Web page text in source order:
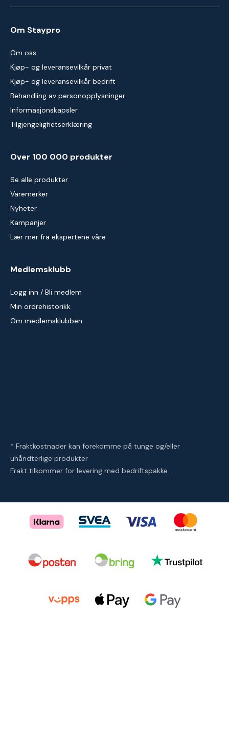
Om Staypro
Om oss
Kjøp- og leveransevilkår privat
Kjøp- og leveransevilkår bedrift
Behandling av personopplysninger
Informasjonskapsler
Tilgjengelighetserklæring
Over 100 000 produkter
Se alle produkter
Varemerker
Nyheter
Kampanjer
Lær mer fra ekspertene våre
Medlemsklubb
Logg inn / Bli medlem
Min ordrehistorikk
Om medlemsklubben
* Fraktkostnader kan forekomme på tunge og/eller
uhåndterlige produkter
Frakt tilkommer for levering med bedriftspakke.